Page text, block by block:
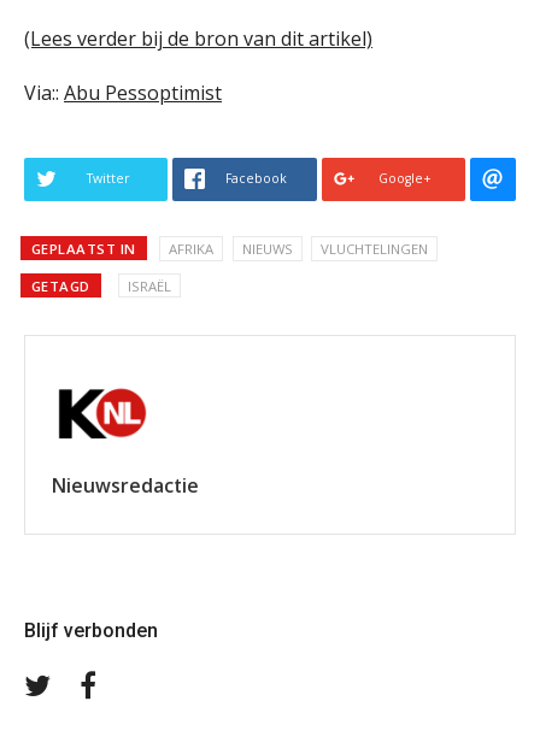
(Lees verder bij de bron van dit artikel)
Via:: Abu Pessoptimist
Twitter Facebook Google+
GEPLAATST IN AFRIKA NIEUWS VLUCHTELINGEN
GETAGD ISRAËL
Nieuwsredactie
Blijf verbonden
Volg